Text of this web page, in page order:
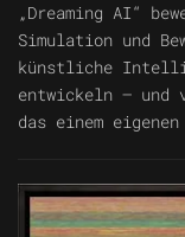
„Dreaming AI“
Simulation und
künstliche
entwickeln –
das einem